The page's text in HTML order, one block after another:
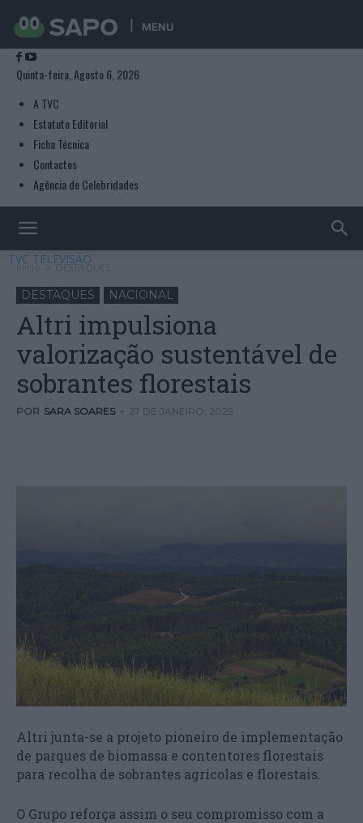
MENU
Quinta-feira, Agosto 6, 2026
A TVC
Estatuto Editorial
Ficha Técnica
Contactos
Agência de Celebridades
TVC TELEVISÃO
Início DESTAQUES
DESTAQUES NACIONAL
Altri impulsiona
valorização sustentável de
sobrantes florestais
POR SARA SOARES - 27 DE JANEIRO, 2025
Altri junta-se a projeto pioneiro de implementação
de parques de biomassa e contentores florestais
para recolha de sobrantes agrícolas e florestais.
O Grupo reforça assim o seu compromisso com a